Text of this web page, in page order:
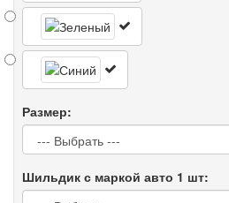
Размер:
Шильдик с маркой авто 1 шт: